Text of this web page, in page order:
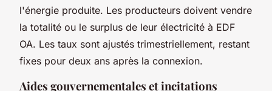
l'énergie produite. Les producteurs doivent vendre
la totalité ou le surplus de leur électricité à EDF
OA. Les taux sont ajustés trimestriellement, restant
fixes pour deux ans après la connexion.
Aides gouvernementales et incitations